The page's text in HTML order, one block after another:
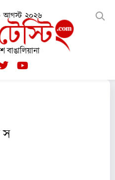
আগস্ট ২০২৬
স